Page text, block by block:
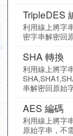
TripleDES
利用線上將字
密字串解密回
SHA 轉換
利用線上將字
串解密回原始
AES 編碼
利用線上將字
原始字串，不